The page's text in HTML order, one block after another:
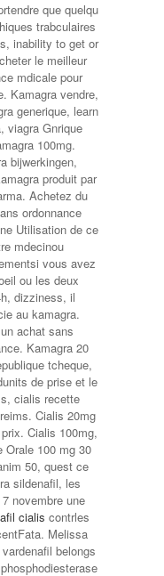
que quelqu
trabculaires
inability to get or
le meilleur
mdicale pour
Kamagra vendre,
generique, learn
viagra Gnrique
100mg.
bijwerkingen,
produit par
Achetez du
ordonnance
Utilisation de ce
mdecinou
vous avez
ou les deux
dizziness, il
au kamagra.
achat sans
Kamagra 20
tcheque,
de prise et le
cialis recette
Cialis 20mg
Cialis 100mg,
Orale 100 mg 30
50, quest ce
sildenafil, les
novembre une
cialis contrles
Melissa
belongs